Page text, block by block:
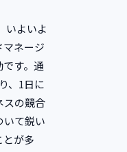
いよいよ
ネージ
す。通
、1日に
スの競合
いて鋭い
が多